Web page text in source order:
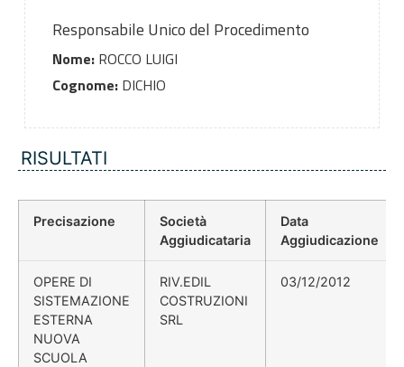
Responsabile Unico del Procedimento
Nome:ROCCO LUIGI
Cognome:DICHIO
RISULTATI
Precisazione
Società
Aggiudicataria
Data
Aggiudicazione
OPERE DI
SISTEMAZIONE
ESTERNA
NUOVA
SCUOLA
RIV.EDIL
COSTRUZIONI
SRL
03/12/2012